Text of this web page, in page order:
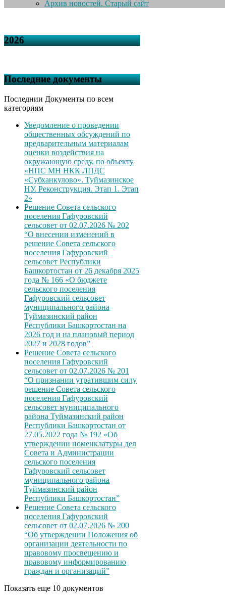
Архив новостей. Старый сайт
2026
Последние документы
Последнии Документы по всем
категориям
Уведомление о проведении
общественных обсуждений по
предварительным материалам
оценки воздействия на
окружающую среду, по объекту
«НПС МН НКК ЛПДС
«Субханкулово». Туймазинское
НУ. Реконструкция. Этап 1. Этап
2»
Решение Совета сельского
поселения Гафуровский
сельсовет от 02.07.2026 № 202
“О внесении изменений в
решение Совета сельского
поселения Гафуровский
сельсовет Республики
Башкортостан от 26 декабря 2025
года № 166 «О бюджете
сельского поселения
Гафуровский сельсовет
муниципального района
Туймазинский район
Республики Башкортостан на
2026 год и на плановый период
2027 и 2028 годов”
Решение Совета сельского
поселения Гафуровский
сельсовет от 02.07.2026 № 201
“О признании утратившим силу
решение Совета сельского
поселения Гафуровский
сельсовет муниципального
района Туймазинский район
Республики Башкортостан от
27.05.2022 года № 192 «Об
утверждении номенклатуры дел
Совета и Администрации
сельского поселения
Гафуровский сельсовет
муниципального района
Туймазинский район
Республики Башкортостан”
Решение Совета сельского
поселения Гафуровский
сельсовет от 02.07.2026 № 200
“Об утверждении Положения об
организации деятельности по
правовому просвещению и
правовому информированию
граждан и организаций”
Показать еще 10 документов